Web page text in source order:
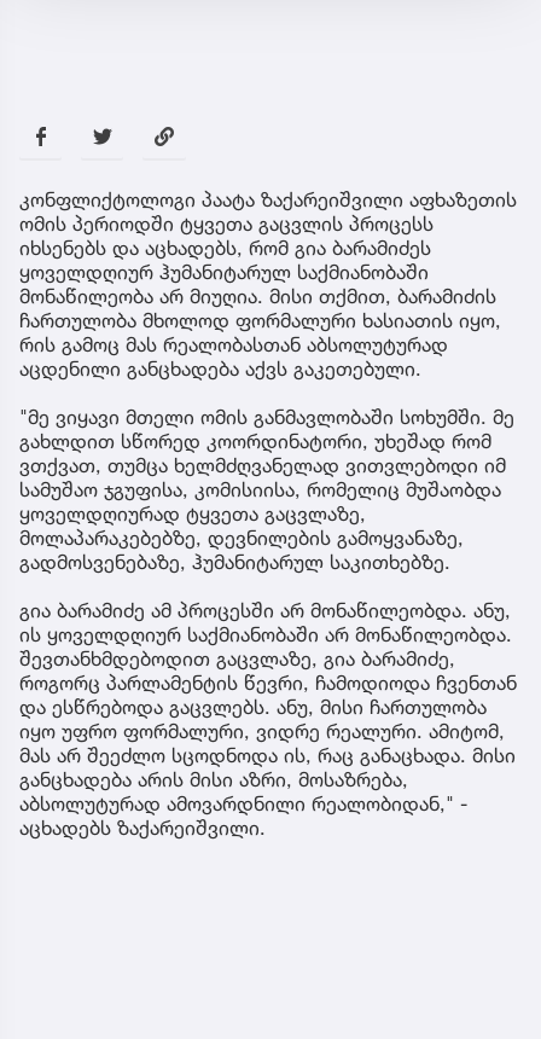
კონფლიქტოლოგი პაატა ზაქარეიშვილი აფხაზეთის
ომის პერიოდში ტყვეთა გაცვლის პროცესს
იხსენებს და აცხადებს, რომ გია ბარამიძეს
ყოველდღიურ ჰუმანიტარულ საქმიანობაში
მონაწილეობა არ მიუღია. მისი თქმით, ბარამიძის
ჩართულობა მხოლოდ ფორმალური ხასიათის იყო,
რის გამოც მას რეალობასთან აბსოლუტურად
აცდენილი განცხადება აქვს გაკეთებული.
"მე ვიყავი მთელი ომის განმავლობაში სოხუმში. მე
გახლდით სწორედ კოორდინატორი, უხეშად რომ
ვთქვათ, თუმცა ხელმძღვანელად ვითვლებოდი იმ
სამუშაო ჯგუფისა, კომისიისა, რომელიც მუშაობდა
ყოველდღიურად ტყვეთა გაცვლაზე,
მოლაპარაკებებზე, დევნილების გამოყვანაზე,
გადმოსვენებაზე, ჰუმანიტარულ საკითხებზე.
გია ბარამიძე ამ პროცესში არ მონაწილეობდა. ანუ,
ის ყოველდღიურ საქმიანობაში არ მონაწილეობდა.
შევთანხმდებოდით გაცვლაზე, გია ბარამიძე,
როგორც პარლამენტის წევრი, ჩამოდიოდა ჩვენთან
და ესწრებოდა გაცვლებს. ანუ, მისი ჩართულობა
იყო უფრო ფორმალური, ვიდრე რეალური. ამიტომ,
მას არ შეეძლო სცოდნოდა ის, რაც განაცხადა. მისი
განცხადება არის მისი აზრი, მოსაზრება,
აბსოლუტურად ამოვარდნილი რეალობიდან," -
აცხადებს ზაქარეიშვილი.